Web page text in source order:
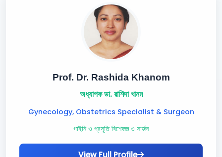
Prof. Dr. Rashida Khanom
অধ্যাপক ডা. রাশিদা খানম
Gynecology, Obstetrics Specialist & Surgeon
গাইনি ও প্রসূতি বিশেষজ্ঞ ও সার্জন
View Full Profile